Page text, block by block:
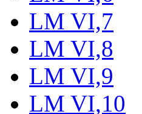
LM VI,7
LM VI,8
LM VI,9
LM VI,10